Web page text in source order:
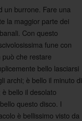
un burrone. Fare una
la maggior parte dei
Con questo
fune con
può che restare
bello lasciarsi
archi; è bello il minuto di
bello il desolato
questo disco. I
è bellissimo visto da